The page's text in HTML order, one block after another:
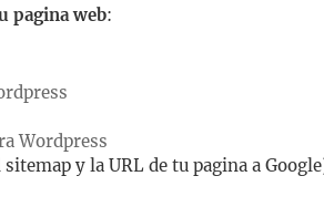
pagina web:
Wordpress
y la URL de tu pagina a